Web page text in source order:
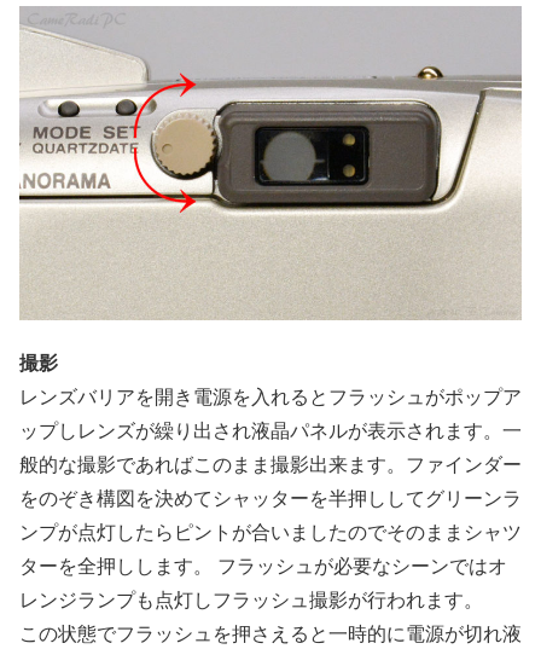
撮影
レンズバリアを開き電源を入れるとフラッシュがポップア
ップしレンズが繰り出され液晶パネルが表示されます。一
般的な撮影であればこのまま撮影出来ます。ファインダー
をのぞき構図を決めてシャッターを半押ししてグリーンラ
ンプが点灯したらピントが合いましたのでそのままシャツ
ターを全押しします。 フラッシュが必要なシーンではオ
レンジランプも点灯しフラッシュ撮影が行われます。
この状態でフラッシュを押さえると一時的に電源が切れ液